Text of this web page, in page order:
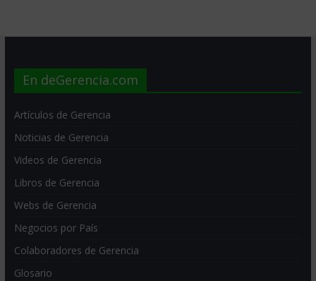
En deGerencia.com
Artículos de Gerencia
Noticias de Gerencia
Videos de Gerencia
Libros de Gerencia
Webs de Gerencia
Negocios por País
Colaboradores de Gerencia
Glosario